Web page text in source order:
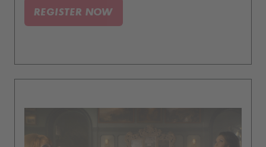
REGISTER NOW